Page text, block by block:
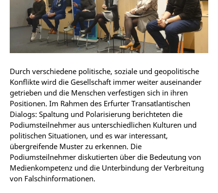
Durch verschiedene politische, soziale und geopolitische
Konflikte wird die Gesellschaft immer weiter auseinander
getrieben und die Menschen verfestigen sich in ihren
Positionen. Im Rahmen des Erfurter Transatlantischen
Dialogs: Spaltung und Polarisierung berichteten die
Podiumsteilnehmer aus unterschiedlichen Kulturen und
politischen Situationen, und es war interessant,
übergreifende Muster zu erkennen. Die
Podiumsteilnehmer diskutierten über die Bedeutung von
Medienkompetenz und die Unterbindung der Verbreitung
von Falschinformationen.